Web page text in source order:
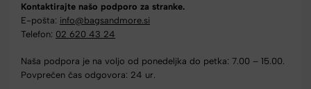
Kontaktirajte našo podporo za stranke.
E-pošta: info@bagsandmore.si
Telefon: 02 620 43 24
Naša podpora je na voljo od ponedeljka do petka: 7.00 – 15.00.
Povprečen čas odgovora: 24 ur.